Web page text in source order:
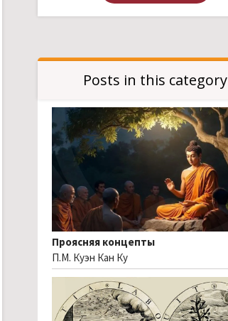
Posts in this category
Проясняя концепты
П.М. Куэн Кан Ку